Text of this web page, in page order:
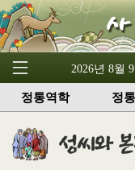
2026년 8월
정통역학 정